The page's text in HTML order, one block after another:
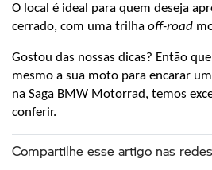
O local é ideal para quem deseja
cerrado, com uma trilha off-road
Gostou das nossas dicas? Então
mesmo a sua moto para encarar
na Saga BMW Motorrad, temos
conferir.
Compartilhe esse artigo nas